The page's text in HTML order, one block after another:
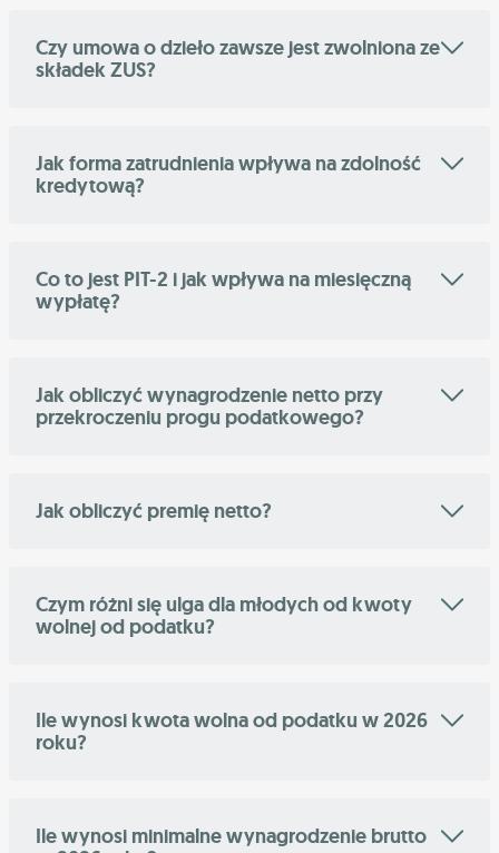
Czy umowa o dzieło zawsze jest zwolniona ze
składek ZUS?
Jak forma zatrudnienia wpływa na zdolność
kredytową?
Co to jest PIT-2 i jak wpływa na miesięczną
wypłatę?
Jak obliczyć wynagrodzenie netto przy
przekroczeniu progu podatkowego?
Jak obliczyć premię netto?
Czym różni się ulga dla młodych od kwoty
wolnej od podatku?
Ile wynosi kwota wolna od podatku w 2026
roku?
Ile wynosi minimalne wynagrodzenie brutto